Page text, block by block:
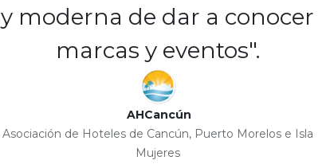
y moderna de dar a conocer
marcas y eventos".
AHCancún
Asociación de Hoteles de Cancún, Puerto Morelos e Isla
Mujeres